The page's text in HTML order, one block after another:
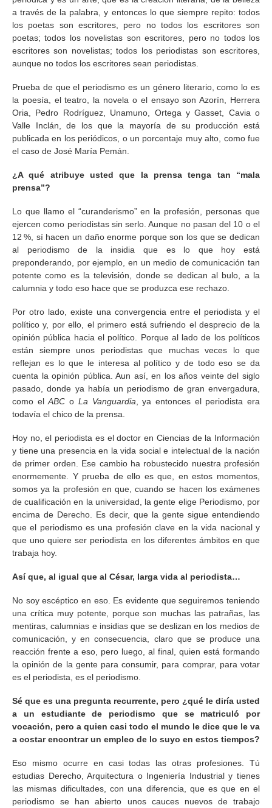
a través de la palabra, y entonces lo que siempre repito: todos
los poetas son escritores, pero no todos los escritores son
poetas; todos los novelistas son escritores, pero no todos los
escritores son novelistas; todos los periodistas son escritores,
aunque no todos los escritores sean periodistas.
Prueba de que el periodismo es un género literario, como lo es
la poesía, el teatro, la novela o el ensayo son Azorín, Herrera
Oria, Pedro Rodríguez, Unamuno, Ortega y Gasset, Cavia o
Valle Inclán, de los que la mayoría de su producción está
publicada en los periódicos, o un porcentaje muy alto, como fue
el caso de José María Pemán.
¿A qué atribuye usted que la prensa tenga tan “mala
prensa”?
Lo que llamo el “curanderismo” en la profesión, personas que
ejercen como periodistas sin serlo. Aunque no pasan del 10 o el
12 %, sí hacen un daño enorme porque son los que se dedican
al periodismo de la insidia que es lo que hoy está
preponderando, por ejemplo, en un medio de comunicación tan
potente como es la televisión, donde se dedican al bulo, a la
calumnia y todo eso hace que se produzca ese rechazo.
Por otro lado, existe una convergencia entre el periodista y el
político y, por ello, el primero está sufriendo el desprecio de la
opinión pública hacia el político. Porque al lado de los políticos
están siempre unos periodistas que muchas veces lo que
reflejan es lo que le interesa al político y de todo eso se da
cuenta la opinión pública. Aun así, en los años veinte del siglo
pasado, donde ya había un periodismo de gran envergadura,
como elABC o La Vanguardia , ya entonces el periodista era
todavía el chico de la prensa.
Hoy no, el periodista es el doctor en Ciencias de la Información
y tiene una presencia en la vida social e intelectual de la nación
de primer orden. Ese cambio ha robustecido nuestra profesión
enormemente. Y prueba de ello es que, en estos momentos,
somos ya la profesión en que, cuando se hacen los exámenes
de cualificación en la universidad, la gente elige Periodismo, por
encima de Derecho. Es decir, que la gente sigue entendiendo
que el periodismo es una profesión clave en la vida nacional y
que uno quiere ser periodista en los diferentes ámbitos en que
trabaja hoy.
Así que, al igual que al César, larga vida al periodista…
No soy escéptico en eso. Es evidente que seguiremos teniendo
una crítica muy potente, porque son muchas las patrañas, las
mentiras, calumnias e insidias que se deslizan en los medios de
comunicación, y en consecuencia, claro que se produce una
reacción frente a eso, pero luego, al final, quien está formando
la opinión de la gente para consumir, para comprar, para votar
es el periodista, es el periodismo.
Sé que es una pregunta recurrente, pero ¿qué le diría usted
a un estudiante de periodismo que se matriculó por
vocación, pero a quien casi todo el mundo le dice que le va
a costar encontrar un empleo de lo suyo en estos tiempos?
Eso mismo ocurre en casi todas las otras profesiones. Tú
estudias Derecho, Arquitectura o Ingeniería Industrial y tienes
las mismas dificultades, con una diferencia, que es que en el
periodismo se han abierto unos cauces nuevos de trabajo